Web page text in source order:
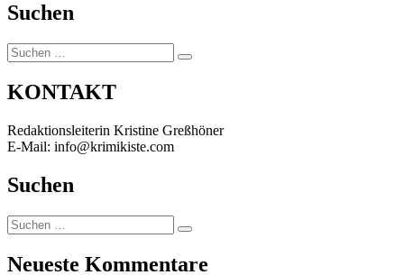
Suchen
Suchen
nach:
Suchen
KONTAKT
Redaktionsleiterin Kristine Greßhöner
E-Mail: info@krimikiste.com
Suchen
Suchen
nach:
Suchen
Neueste Kommentare